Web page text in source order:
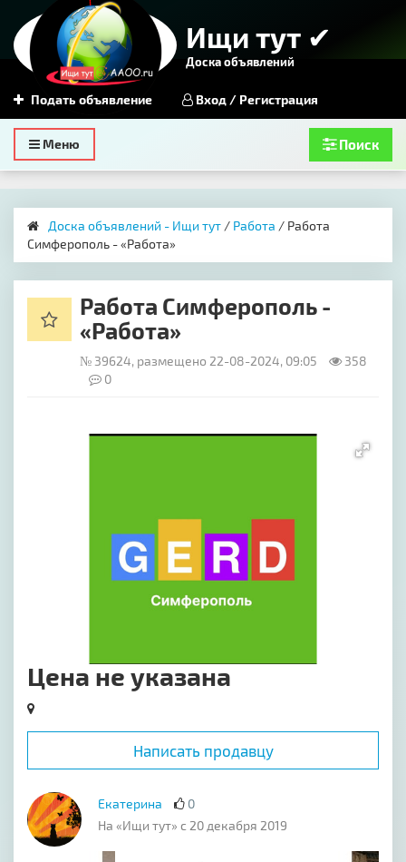
Ищи тут ✔
Доска объявлений
Подать объявление Вход / Регистрация
Toggle
navigation
Меню Поиск
Доска объявлений - Ищи тут / Работа / Работа
Симферополь - «Работа»
Работа Симферополь -
«Работа»
№ 39624, размещено 22-08-2024, 09:05
358
0
Цена не указана
Написать продавцу
Екатерина
0
На «Ищи тут» с 20 декабря 2019